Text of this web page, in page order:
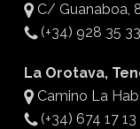
C/ Guanaboa,
(+34) 928 35
La Orotava,
Camino La
(+34) 674 17 13